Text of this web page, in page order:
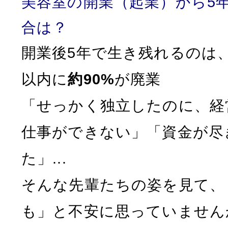
合は？
開業後5年で生き残れるのは
以内に約90%が廃業
「せっかく独立したのに、
仕事ができない」「資金が
た」...
そんな先輩たちの姿を見て
も」と不安に思っていませ